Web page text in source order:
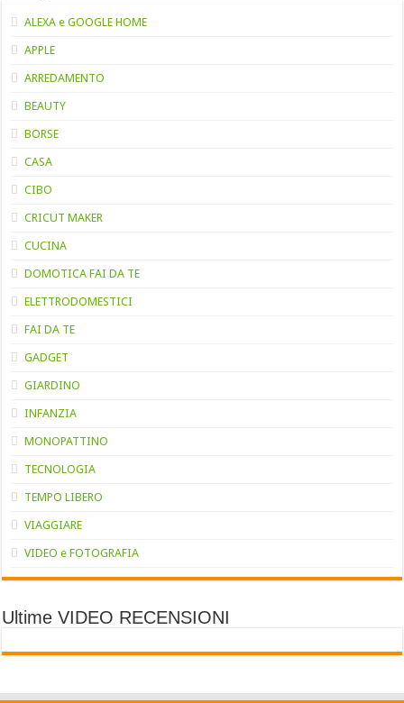
ALEXA e GOOGLE HOME
APPLE
ARREDAMENTO
BEAUTY
BORSE
CASA
CIBO
CRICUT MAKER
CUCINA
DOMOTICA FAI DA TE
ELETTRODOMESTICI
FAI DA TE
GADGET
GIARDINO
INFANZIA
MONOPATTINO
TECNOLOGIA
TEMPO LIBERO
VIAGGIARE
VIDEO e FOTOGRAFIA
Ultime VIDEO RECENSIONI